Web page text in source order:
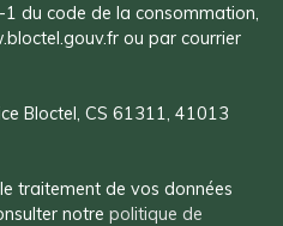
du code de la consommation,
ou par courrier
Bloctel, CS 61311, 41013
traitement de vos données
notre politique de